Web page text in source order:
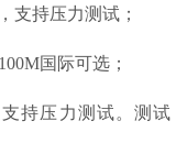
支持压力测试；
国际可选；
持压力测试。测试